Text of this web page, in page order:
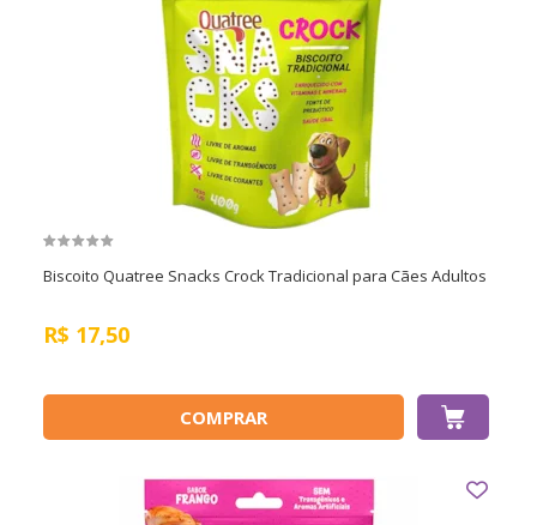
Biscoito Quatree Snacks Crock Tradicional para Cães Adultos
R$ 17,50
COMPRAR